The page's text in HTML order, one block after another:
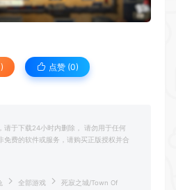
点赞 (0)
请于下载24小时内删除， 请勿用于任何
免费的软件或服务，请购买正版授权并合
全部游戏 死寂之城/Town Of